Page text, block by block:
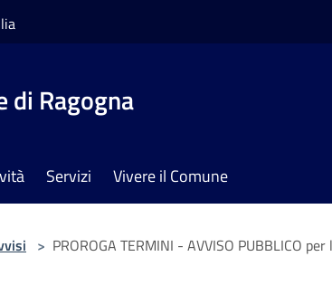
di Ragogna
Servizi Vivere il Comune
> PROROGA TERMINI - AVVISO PUBBLICO